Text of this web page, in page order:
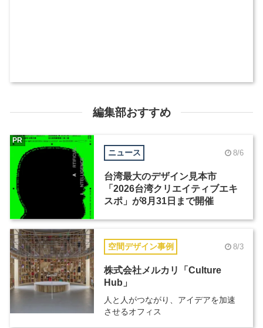
編集部おすすめ
ニュース 8/6
台湾最大のデザイン見本市
「2026台湾クリエイティブエキ
スポ」が8月31日まで開催
PR
空間デザイン事例 8/3
株式会社メルカリ「Culture
Hub」
人と人がつながり、アイデアを加速
させるオフィス